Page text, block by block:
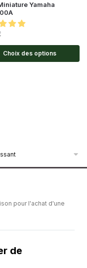
Yamaha
Choix des options
pour l'achat d'une
de